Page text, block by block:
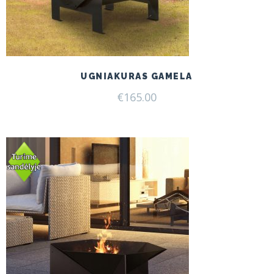
UGNIAKURAS GAMELA
€165.00